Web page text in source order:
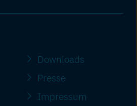
Downloads
Presse
Impressum